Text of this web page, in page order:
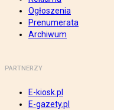
Ogłoszenia
Prenumerata
Archiwum
PARTNERZY
E-kiosk.pl
E-gazety.pl